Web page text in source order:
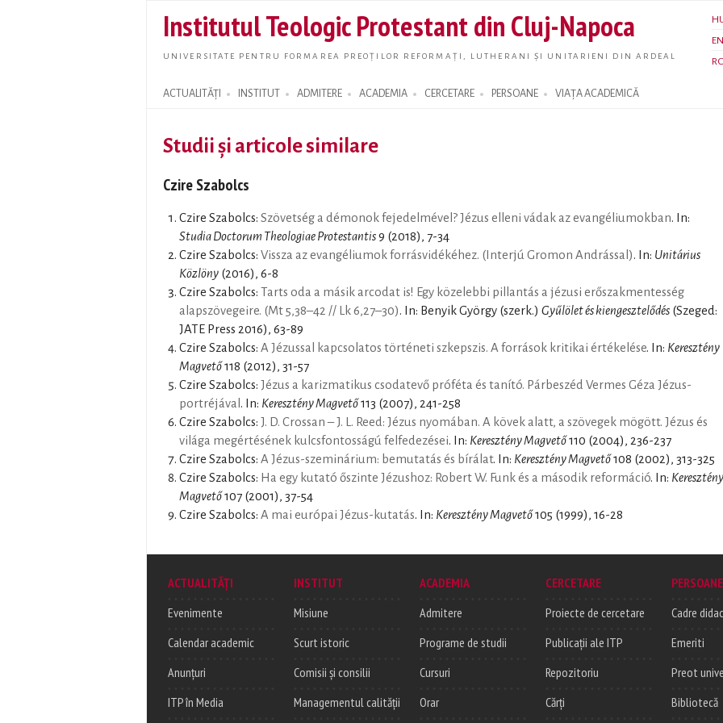
main
content
Institutul Teologic Protestant din Cluj-Napoca
UNIVERSITATE PENTRU FORMAREA PREOȚILOR REFORMAȚI, LUTHERANI ȘI UNITARIENI DIN ARDEAL
EN
ACTUALITĂȚI INSTITUT ADMITERE ACADEMIA CERCETARE PERSOANE VIAȚA ACADEMICĂ
Search form
Studii și articole similare
Czire Szabolcs
Czire Szabolcs: Szövetség a démonok fejedelmével? Jézus elleni vádak az evangéliumokban. In:
Studia Doctorum Theologiae Protestantis9 (2018), 7-34
Czire Szabolcs: Vissza az evangéliumok forrásvidékéhez. (Interjú Gromon Andrással). In: Unitárius
Közlöny (2016), 6-8
Czire Szabolcs: Tarts oda a másik arcodat is! Egy közelebbi pillantás a jézusi erőszakmentesség
alapszövegeire. (Mt 5,38–42 // Lk 6,27–30). In: Benyik György (szerk.) Gyűlölet és kiengesztelődés (Szeged:
JATE Press 2016), 63-89
Czire Szabolcs: A Jézussal kapcsolatos történeti szkepszis. A források kritikai értékelése. In: Keresztény
Magvető118 (2012), 31-57
Czire Szabolcs: Jézus a karizmatikus csodatevő próféta és tanító. Párbeszéd Vermes Géza Jézus-
portréjával . In: Keresztény Magvető113 (2007), 241-258
Czire Szabolcs: J. D. Crossan – J. L. Reed: Jézus nyomában. A kövek alatt, a szövegek mögött. Jézus és
világa megértésének kulcsfontosságú felfedezései. In: Keresztény Magvető110 (2004), 236-237
Czire Szabolcs: A Jézus-szeminárium: bemutatás és bírálat. In: Keresztény Magvető108 (2002), 313-325
Czire Szabolcs: Ha egy kutató őszinte Jézushoz: Robert W. Funk és a második reformáció. In: Keresztény
Magvető107 (2001), 37-54
Czire Szabolcs: A mai európai Jézus-kutatás. In: Keresztény Magvető105 (1999), 16-28
ACTUALITĂȚI
Evenimente
Calendar academic
Anunțuri
ITP în Media
INSTITUT
Misiune
Scurt istoric
Comisii și consilii
Managementul calității
ACADEMIA
Admitere
Programe de studii
Cursuri
Orar
CERCETARE
Proiecte de cercetare
Publicații ale ITP
Repozitoriu
Cărți
PERSOANE
Cadre
Emeriti
Preot
Bibliotecă